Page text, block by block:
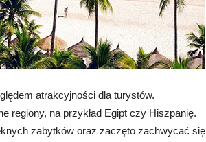
atrakcyjności dla turystów.
regiony, na przykład Egipt czy Hiszpanię.
zabytków oraz zaczęto zachwycać się